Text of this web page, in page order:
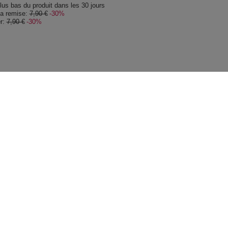
bas du produit dans les 30 jours
remise:7,90 € -30%
7,90 € -30%